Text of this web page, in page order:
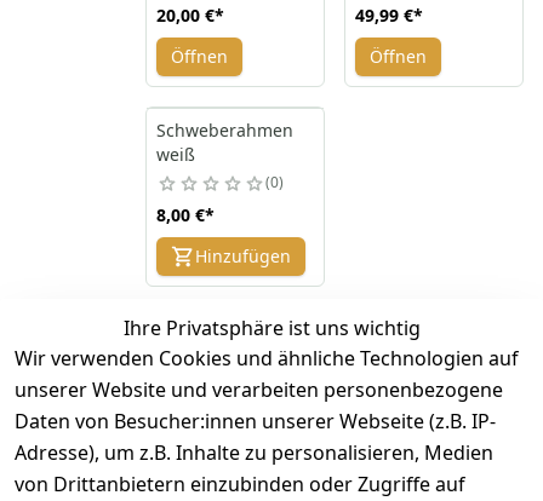
20,00 €*
Öffnen
49,99 €*
Öffnen
Schweberahmen
weiß
0
8,00 €*
Hinzufügen
inkl. ges. MwSt
1
Ihre Privatsphäre ist uns wichtig
Wir verwenden Cookies und ähnliche Technologien auf
unserer Website und verarbeiten personenbezogene
Daten von Besucher:innen unserer Webseite (z.B. IP-
Adresse), um z.B. Inhalte zu personalisieren, Medien
von Drittanbietern einzubinden oder Zugriffe auf